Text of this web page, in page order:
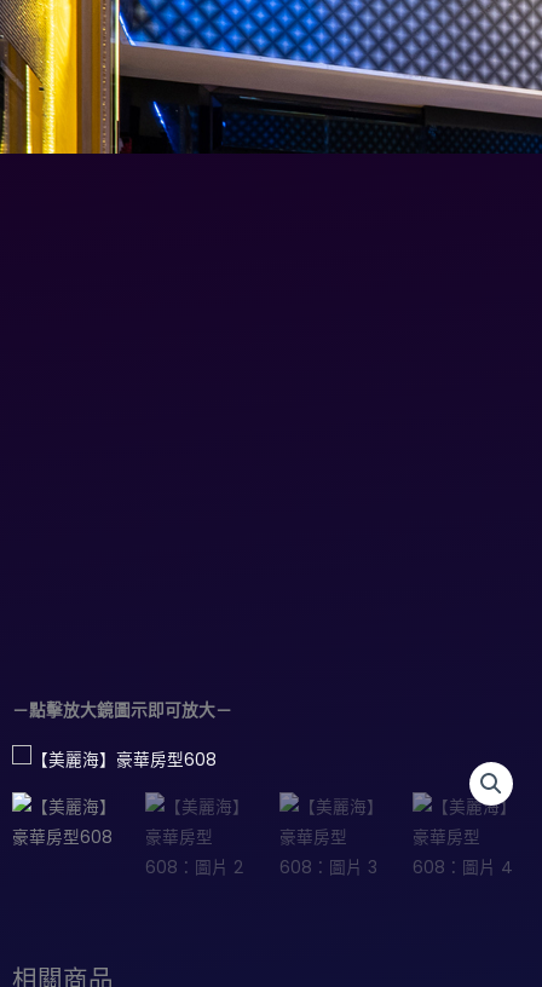
跳
至
主
要
內
－點擊放大鏡圖示即可放大－
相關商品